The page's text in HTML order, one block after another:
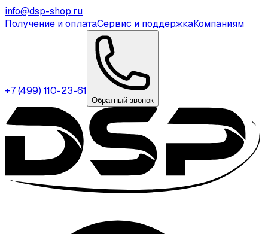
info@dsp-shop.ru
Получение и оплатаСервис и поддержкаКомпаниям
+7 (499) 110-23-61
Обратный звонок